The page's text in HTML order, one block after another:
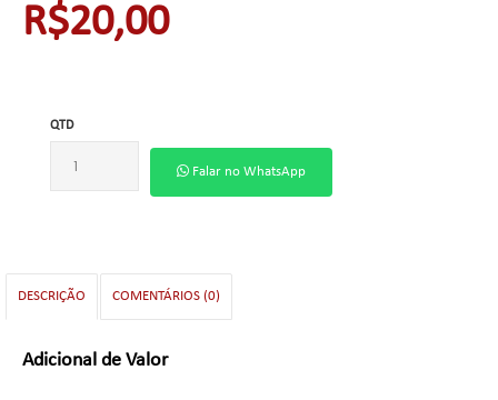
R$20,00
QTD
Falar no WhatsApp
DESCRIÇÃO COMENTÁRIOS (0)
Adicional de Valor